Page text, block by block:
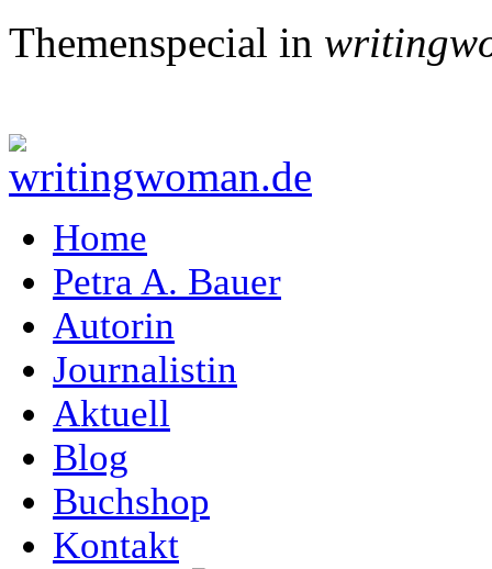
Themenspecial in
Home
Petra A. Bauer
Autorin
Journalistin
Aktuell
Blog
Buchshop
Kontakt